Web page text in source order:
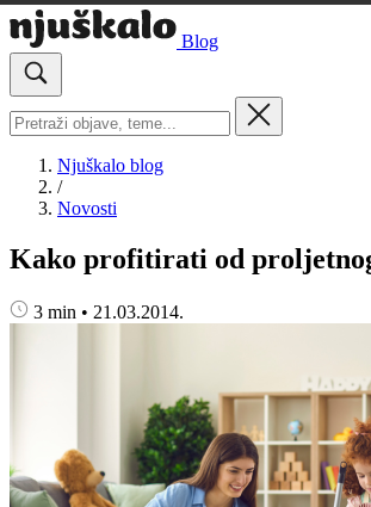
Blog
Njuškalo blog
/
Novosti
Kako profitirati od
3 min • 21.03.2014.